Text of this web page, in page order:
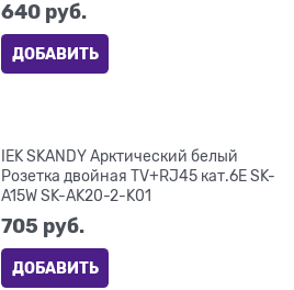
640 руб.
ДОБАВИТЬ
IEK SKANDY Арктический белый
Розетка двойная TV+RJ45 кат.6E SK-
A15W SK-AK20-2-K01
705 руб.
ДОБАВИТЬ